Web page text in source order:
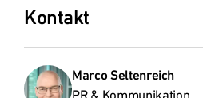
Kontakt
Marco Seltenreich